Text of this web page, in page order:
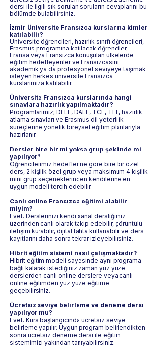
dersi ile ilgili sık sorulan soruların cevaplarını bu
bölümde bulabilirsiniz.
İzmir Üniversite Fransızca kurslarına kimler
katılabilir?
Üniversite öğrencileri, hazırlık sınıfı öğrencileri,
Erasmus programına katılacak öğrenciler,
Fransa veya Fransızca konuşulan ülkelerde
eğitim hedefleyenler ve Fransızcasını
akademik ya da profesyonel seviyeye taşımak
isteyen herkes üniversite Fransızca
kurslarımıza katılabilir.
Üniversite Fransızca kurslarında hangi
sınavlara hazırlık yapılmaktadır?
Programlarımız; DELF, DALF, TCF, TEF, hazırlık
atlama sınavları ve Erasmus dil yeterlilik
süreçlerine yönelik bireysel eğitim planlarıyla
hazırlanır.
Dersler bire bir mi yoksa grup şeklinde mi
yapılıyor?
Öğrencilerimiz hedeflerine göre bire bir özel
ders, 2 kişilik özel grup veya maksimum 4 kişilik
mini grup seçeneklerinden kendilerine en
uygun modeli tercih edebilir.
Canlı online Fransızca eğitimi alabilir
miyim?
Evet. Derslerinizi kendi sanal dersliğimiz
üzerinden canlı olarak takip edebilir, görüntülü
iletişim kurabilir, dijital tahta kullanabilir ve ders
kayıtlarını daha sonra tekrar izleyebilirsiniz.
Hibrit eğitim sistemi nasıl çalışmaktadır?
Hibrit eğitim modeli sayesinde aynı programa
bağlı kalarak istediğiniz zaman yüz yüze
derslerden canlı online derslere veya canlı
online eğitimden yüz yüze eğitime
geçebilirsiniz.
Ücretsiz seviye belirleme ve deneme dersi
yapılıyor mu?
Evet. Kurs başlangıcında ücretsiz seviye
belirleme yapılır. Uygun program belirlendikten
sonra ücretsiz deneme dersi ile eğitim
sistemimizi yakından tanıyabilirsiniz.